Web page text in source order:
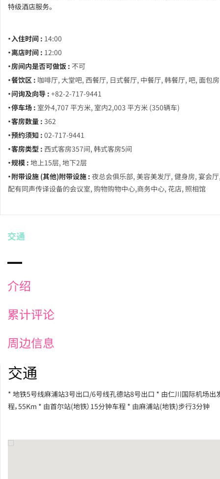
特级酒店服务。
・入住时间 : 14:00
・离店时间 : 12:00
・房间内是否可做饭 : 不可
・餐饮区 : 咖啡厅, 大堂吧, 西餐厅, 日式餐厅, 中餐厅, 韩餐厅, 吧, 面包房
・问询及向导 : +82-2-717-9441
・停车场 : 室外4,707 平方米, 室内2,003 平方米 (350辆车)
・客房数量 : 362
・预约须知 : 02-717-9441
・客房类型 : 西式客房357间, 韩式客房5间
・规模 : 地上15层, 地下2层
・附带设施 (其他)附带设施 : 夜总会俱乐部, 美容美发厅, 健身房, 宴会
配有同声传译设备的会议室, 购物购物中心,商务中心, 花店, 照相馆
交通
介绍
累计评论
周边信息
交通
* 地铁5号线麻浦站3号出口/6号线孔德站8号出口 * 由仁川国际机场出
程，55Km * 由首尔站(地铁）15分钟车程 * 由麻浦站(地铁)步行3分钟